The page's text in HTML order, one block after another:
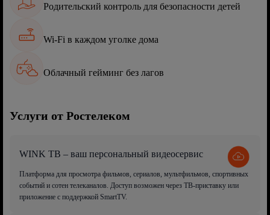
Родительский контроль для безопасности детей
Wi-Fi в каждом уголке дома
Облачный гейминг без лагов
Услуги от Ростелеком
WINK ТВ – ваш персональный видеосервис
Платформа для просмотра фильмов, сериалов, мультфильмов, спортивных
событий и сотен телеканалов. Доступ возможен через ТВ-приставку или
приложение с поддержкой SmartTV.